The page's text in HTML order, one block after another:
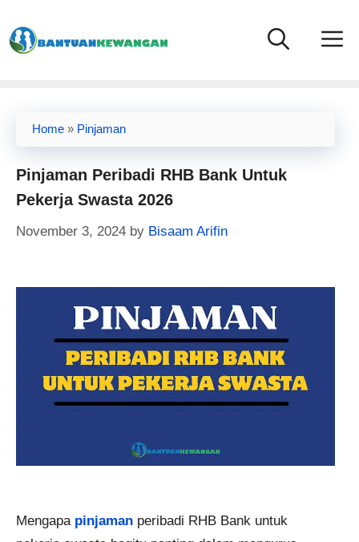
to
content
Home » Pinjaman
Pinjaman Peribadi RHB Bank Untuk
Pekerja Swasta 2026
November 3, 2024 by Bisaam Arifin
Mengapa pinjaman peribadi RHB Bank untuk